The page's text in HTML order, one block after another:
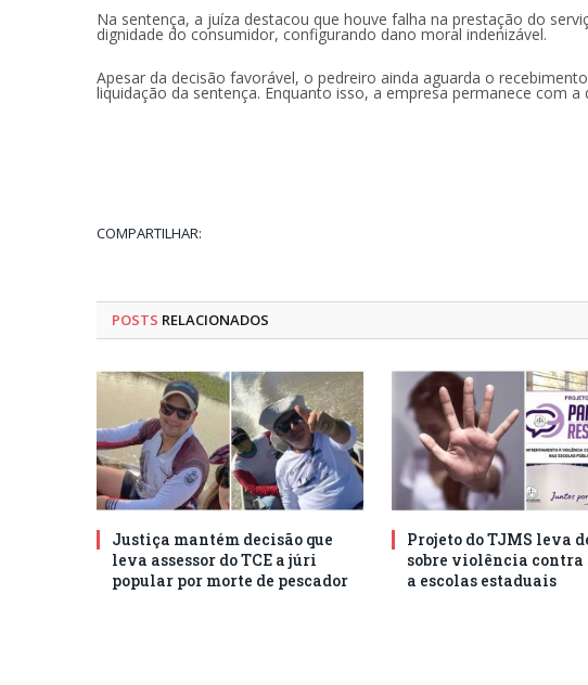
Na sentença, a juíza destacou que houve falha na prestação do
dignidade do consumidor, configurando dano moral indenizável.
Apesar da decisão favorável, o pedreiro ainda aguarda o
liquidação da sentença. Enquanto isso, a empresa permanece com
COMPARTILHAR:
POSTS RELACIONADOS
Justiça mantém decisão que
leva assessor do TCE a júri
popular por morte de pescador
Projeto do TJMS leva
sobre violência
a escolas estaduais